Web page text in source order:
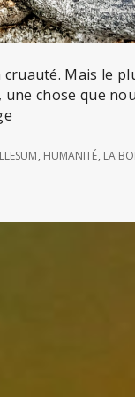
Mais le
une chose que
, HUMANITÉ, LA